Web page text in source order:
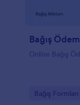
Bağış
Online Bağış
Go to
Bağış Formları